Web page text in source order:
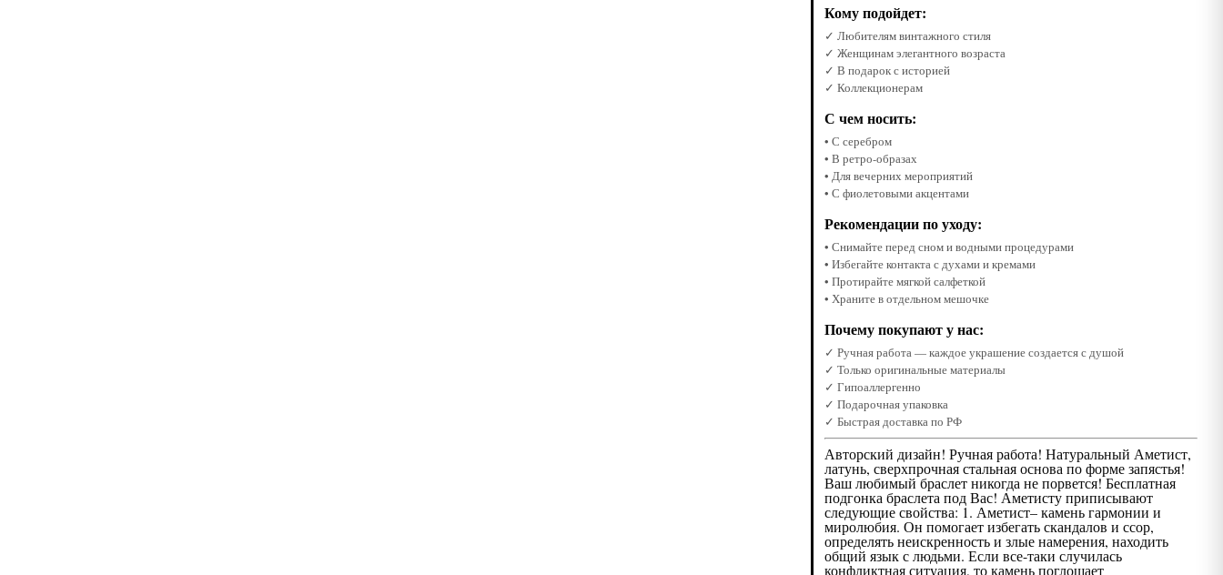
Кому подойдет:
✓ Любителям винтажного стиля
✓ Женщинам элегантного возраста
✓ В подарок с историей
✓ Коллекционерам
С чем носить:
• С серебром
• В ретро-образах
• Для вечерних мероприятий
• С фиолетовыми акцентами
Рекомендации по уходу:
• Снимайте перед сном и водными процедурами
• Избегайте контакта с духами и кремами
• Протирайте мягкой салфеткой
• Храните в отдельном мешочке
Почему покупают у нас:
✓ Ручная работа — каждое украшение создается с душой
✓ Только оригинальные материалы
✓ Гипоаллергенно
✓ Подарочная упаковка
✓ Быстрая доставка по РФ
Авторский дизайн! Ручная работа! Натуральный Аметист,
латунь, сверхпрочная стальная основа по форме запястья!
Ваш любимый браслет никогда не порвется! Бесплатная
подгонка браслета под Вас! Аметисту приписывают
следующие свойства: 1. Аметист– камень гармонии и
миролюбия. Он помогает избегать скандалов и ссор,
определять неискренность и злые намерения, находить
общий язык с людьми. Если все-таки случилась
конфликтная ситуация, то камень поглощает